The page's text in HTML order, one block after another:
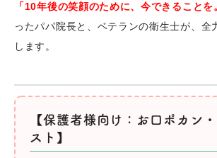
「10年後の笑顔のために、今できることを
ったパパ院長と、ベテランの衛生士が、全
します。
【保護者様向け：お口ポカン
スト】